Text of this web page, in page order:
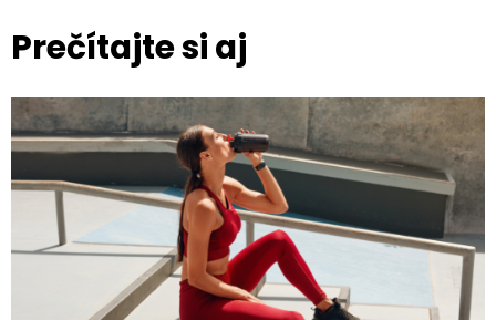
Prečítajte si aj